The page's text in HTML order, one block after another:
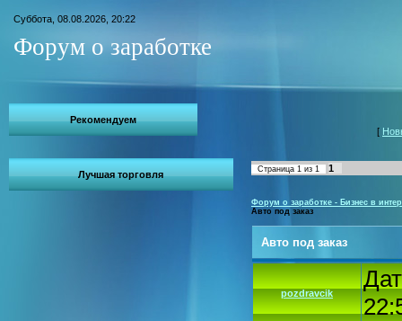
Суббота, 08.08.2026, 20:22
Форум о заработке
Рекомендуем
Лучшая торговля
[
Страница 1 из 1 1
Форум о заработке - Бизнес в
Авто под заказ
Авто под заказ
pozdravcik